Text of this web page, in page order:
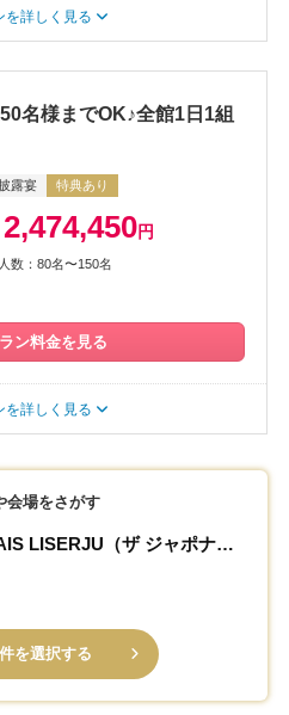
を詳しく見る
名様までOK♪全館1日1組
露宴 特典あり
2,474,450円
数：80名〜150名
ン料金を見る
を詳しく見る
会場をさがす
THE JAPONAIS LISERJU（ザ ジャポナイズリサージュ）
を選択する